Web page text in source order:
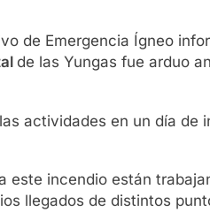
de Emergencia Ígneo
de las Yungas fue arduo
actividades en un día
este incendio están
llegados de distintos